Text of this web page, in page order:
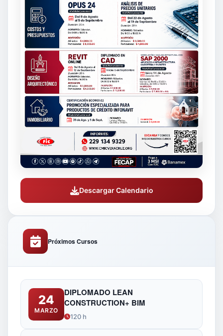
Descargar Calendario
Próximos Cursos
24
MARZO
DIPLOMADO LEAN
CONSTRUCTION+ BIM
120 h